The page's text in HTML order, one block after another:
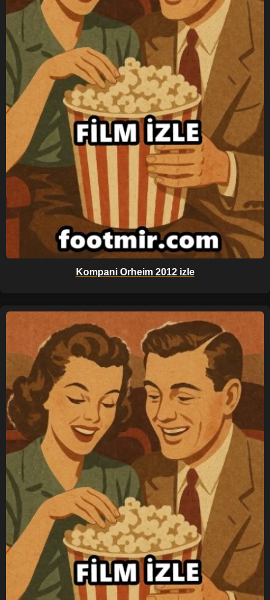
Kompani Orheim 2012 izle